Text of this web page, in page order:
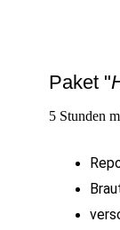
Paket "
5 Stunden